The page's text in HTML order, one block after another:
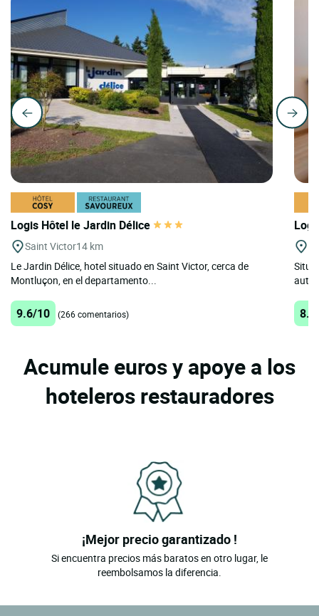
Logis Hôtel le Jardin Délice
Saint Victor14 km
Le Jardin Délice, hotel situado en Saint Victor, cerca de
Montluçon, en el departamento...
9.6/10 (266 comentarios)
Acumule euros y apoye a los
hoteleros restauradores
¡Mejor precio garantizado !
Si encuentra precios más baratos en otro lugar, le
reembolsamos la diferencia.